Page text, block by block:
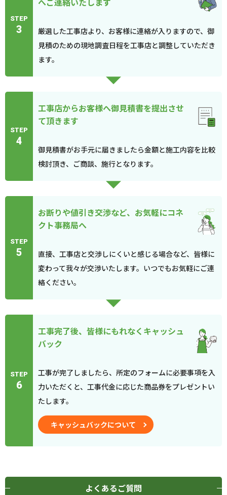
STEP
3
厳選した工事店より、お客様に連絡が入りますので、御
見積のための現地調査日程を工事店と調整していただき
ます。
STEP
4
工事店からお客様へ御見積書を提出させ
て頂きます
御見積書がお手元に届きましたら金額と施工内容を比較
検討頂き、ご商談、施行となります。
STEP
5
お断りや値引き交渉など、お気軽にコネ
クト事務局へ
直接、工事店と交渉しにくいと感じる場合など、皆様に
変わって我々が交渉いたします。いつでもお気軽にご連
絡ください。
STEP
6
工事完了後、皆様にもれなくキャッシュ
バック
工事が完了しましたら、所定のフォームに必要事項を入
力いただくと、工事代金に応じた商品券をプレゼントい
たします。
キャッシュバックについて
よくあるご質問